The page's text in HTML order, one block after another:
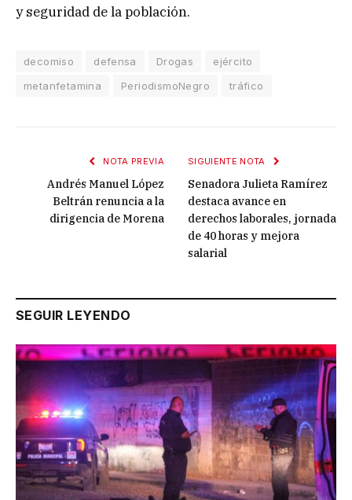
y seguridad de la población.
decomiso defensa Drogas
ejército
metanfetamina
PeriodismoNegro tráfico
NOTA PREVIA
Andrés Manuel López
Beltrán renuncia a la
dirigencia de Morena
SIGUIENTE NOTA
Senadora Julieta Ramírez
destaca avance en
derechos laborales, jornada
de 40 horas y mejora
salarial
SEGUIR LEYENDO